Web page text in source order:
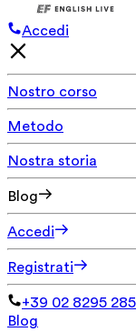
Accedi
Nostro corso
Metodo
Nostra storia
Blog
Accedi
Registrati
+39 02 8295
Blog